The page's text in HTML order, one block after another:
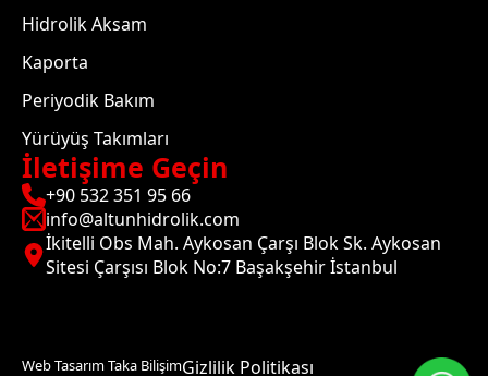
Hidrolik Aksam
Kaporta
Periyodik Bakım
Yürüyüş Takımları
İletişime Geçin
+90 532 351 95 66
info@altunhidrolik.com
İkitelli Obs Mah. Aykosan Çarşı Blok Sk. Aykosan
Sitesi Çarşısı Blok No:7 Başakşehir İstanbul
Web Tasarım Taka BilişimGizlilik Politikası